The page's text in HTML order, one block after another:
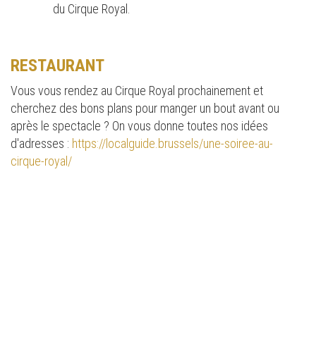
du Cirque Royal.
RESTAURANT
Vous vous rendez au Cirque Royal prochainement et
cherchez des bons plans pour manger un bout avant ou
après le spectacle ? On vous donne toutes nos idées
d'adresses : https://localguide.brussels/une-soiree-au-
cirque-royal/